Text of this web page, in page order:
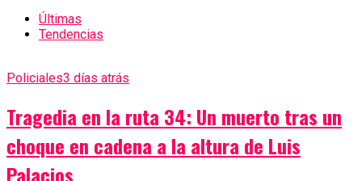
Últimas
Tendencias
Policiales3 días atrás
Tragedia en la ruta 34: Un muerto tras un
choque en cadena a la altura de Luis
Palacios